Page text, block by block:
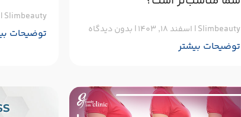
Slimbeauty اسفند ۱۸, ۱۴۰۳ بدون دیدگاه
توضیحات بیشتر
Slimbeauty
توضیحات